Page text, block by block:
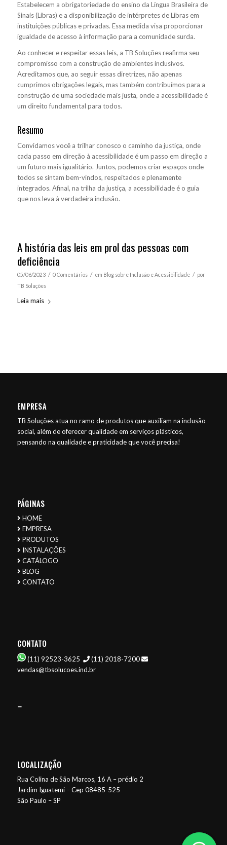
Estabelecem a obrigatoriedade do ensino da Língua Brasileira de
Sinais (Libras) e a disponibilização de intérpretes de Libras em
instituições públicas e privadas. Essa medida visa proporcionar
igualdade de acesso à informação para a comunidade surda.
Ao conhecer e respeitar essas leis, a TB Soluções reafirma seu
compromisso com a construção de ambientes inclusivos.
Acreditamos que, ao seguir essas diretrizes, não apenas
cumprimos obrigações legais, mas também contribuímos para a
construção de uma sociedade mais justa, onde a acessibilidade é
um direito fundamental para todos.
Resumo
Convidamos você a trilhar conosco o caminho da justiça, onde
cada passo em direção à acessibilidade é um passo em direção a
um futuro mais igualitário. Juntos, podemos criar espaços onde
todos se sintam bem-vindos, respeitados e plenamente
integrados. Afinal, na trilha da justiça, a acessibilidade é o guia
que nos leva à verdadeira inclusão.
A história das leis em prol das pessoas com
deficiência
05/06/2023 / 0 Comentários / em Blog sobre Inclusão e Acessibilidade / por
TB Soluções
Leia mais
EMPRESA
TB Soluções atua no ramo de produtos que auxiliam na inclusão
social, além de oferecer qualidade em serviços plásticos,
pensando na qualidade e praticidade que você precisa!
PÁGINAS
HOME
EMPRESA
PRODUTOS
INSTALAÇÕES
CATÁLOGO
BLOG
CONTATO
CONTATO
(11) 92523-3625
(11) 2018-7200
vendas@tbsolucoes.ind.br
–
LOCALIZAÇÃO
Rua Colina de São Marcos, 16 A – prédio 2
Jardim Iguatemi – Cep 08485-525
São Paulo – SP